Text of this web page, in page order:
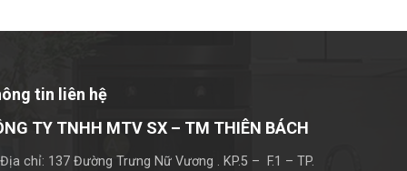
tin liên hệ
TY TNHH MTV SX – TM THIÊN BÁCH
Địa chỉ: 137 Đường Trưng Nữ Vương . KP.5 – F.1 – TP.